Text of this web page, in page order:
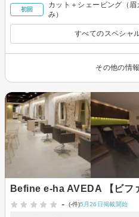
初回
カット＋シェービング（
み）
すべてのスペシャ
その他の情
Befine e-ha AVEDA 【ビフ
-
(-件)5月26日掲載開始